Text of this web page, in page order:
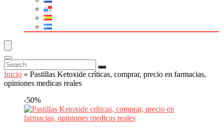
Inicio » Pastillas Ketoxide críticas, comprar, precio en farmacias,
opiniones medicas reales
-50%